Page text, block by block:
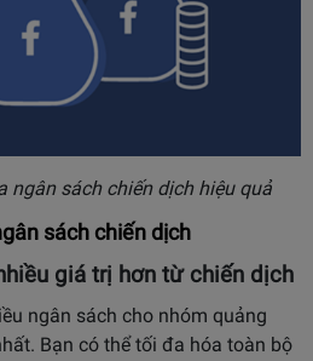
ngân sách chiến dịch hiệu quả
sách chiến dịch
giá trị hơn từ chiến dịch
ngân sách cho nhóm quảng
Bạn có thể tối đa hóa toàn bộ